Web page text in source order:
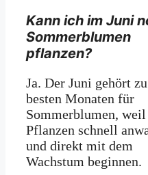
Kann ich im Juni
Sommerblumen
pflanzen?
Ja. Der Juni gehört
besten Monaten für
Sommerblumen,
Pflanzen schnell
und direkt mit dem
Wachstum beginnen.